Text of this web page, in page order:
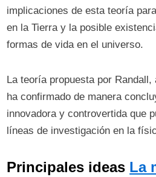
implicaciones de esta teoría
en la Tierra y la posible
formas de vida en el universo.
La teoría propuesta por
ha confirmado de manera
innovadora y controvertida que
líneas de investigación en la
Principales ideas La